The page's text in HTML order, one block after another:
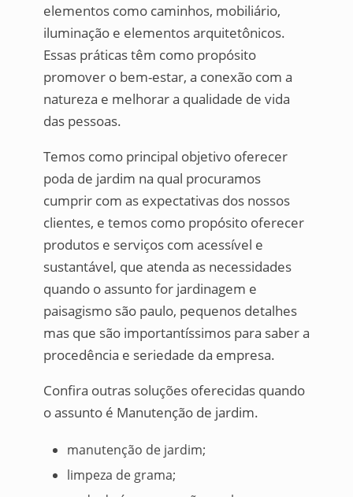
elementos como caminhos, mobiliário,
iluminação e elementos arquitetônicos.
Essas práticas têm como propósito
promover o bem-estar, a conexão com a
natureza e melhorar a qualidade de vida
das pessoas.
Temos como principal objetivo oferecer
poda de jardim na qual procuramos
cumprir com as expectativas dos nossos
clientes, e temos como propósito oferecer
produtos e serviços com acessível e
sustantável, que atenda as necessidades
quando o assunto for jardinagem e
paisagismo são paulo, pequenos detalhes
mas que são importantíssimos para saber a
procedência e seriedade da empresa.
Confira outras soluções oferecidas quando
o assunto é Manutenção de jardim.
manutenção de jardim;
limpeza de grama;